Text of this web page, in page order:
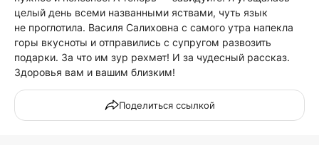
целый день всеми названными яствами, чуть язык
не проглотила. Василя Салиховна с самого утра напекла
горы вкусноты и отправились с супругом развозить
подарки. За что им зур рәхмәт! И за чудесный рассказ.
Здоровья вам и вашим близким!
Поделиться ссылкой